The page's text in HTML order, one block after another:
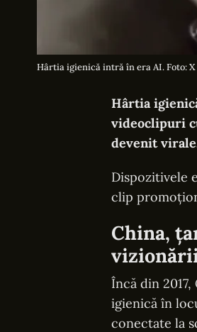
Hârtia igienică intră în era AI. Foto: X
Hârtia
videoclipuri
devenit
Dispozitivele
clip
China,
Încă din
igienică în
conectate la